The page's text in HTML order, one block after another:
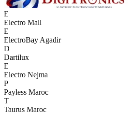
E
Electro Mall
E
ElectroBay Agadir
D
Dartilux
E
Electro Nejma
P
Payless Maroc
T
Taurus Maroc